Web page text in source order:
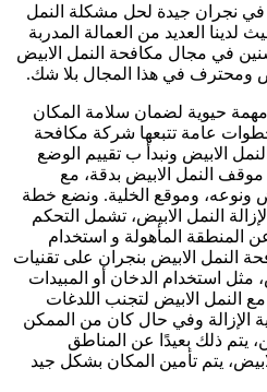
نجران جيدة لحل مشكلة النمل
العديد من العمالة المدربة
في مجال مكافحة النمل الابيض
في هذا المجال بلا شك.
حيوية لضمان سلامة المكان
عامة تتبعها شركة مكافحة
الابيض ونبدأ ب تقييم الوضع
النمل الابيض بدقة، مع
ونوعه، وموقع الخلية. ونضع خطة
النمل الابيض، تشمل التحكم
المنطقة المأهولة و استخدام
النمل الابيض بنجران على تقنيات
مثل استخدام الدخان أو المبيدات
النمل الابيض لتجنب اللدغات
الإزالة وفي حال كان من الممكن
يتم ذلك بعيدًا عن المناطق
يتم تأمين المكان بشكل جيد